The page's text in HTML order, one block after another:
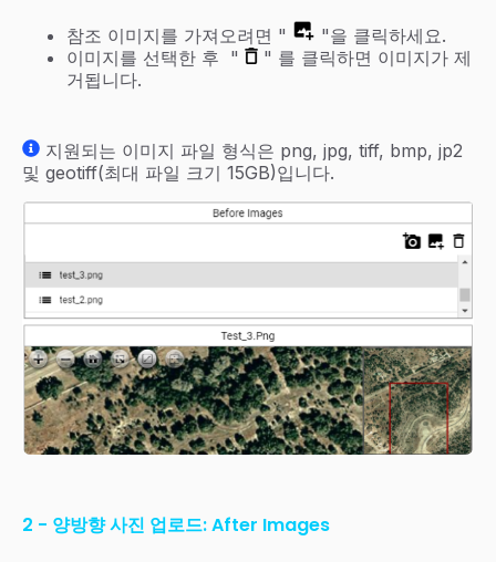
참조 이미지를 가져오려면 "
"을 클릭하세요.
이미지를 선택한 후 "
" 를 클릭하면 이미지가 제
거됩니다.
지원되는 이미지 파일 형식은 png, jpg, tiff, bmp, jp2
및 geotiff(최대 파일 크기 15GB)입니다.
2 - 양방향 사진 업로드: After Images